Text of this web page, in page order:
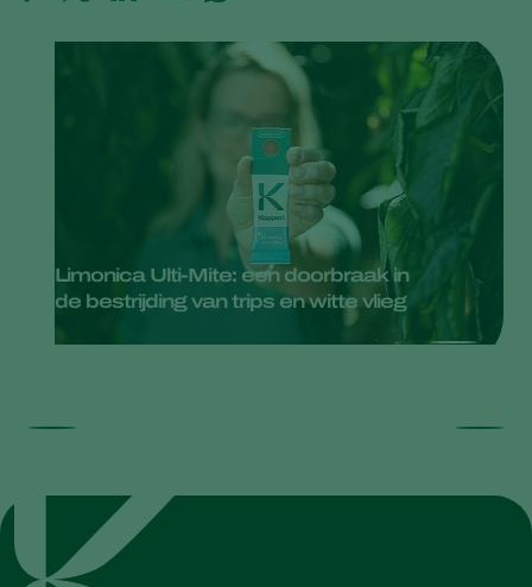
Limonica Ulti-Mite: een doorbraak in
de bestrijding van trips en witte vlieg